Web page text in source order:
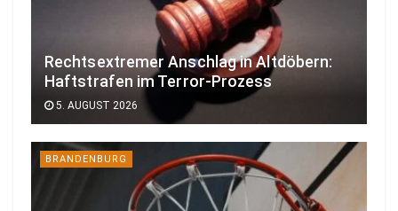
Rechtsextremer Anschlag in Altdöbern:
Haftstrafen im Terror-Prozess
5. AUGUST 2026
BRANDENBURG